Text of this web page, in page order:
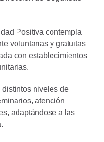
Positiva contempla
voluntarias y gratuitas
con establecimientos
distintos niveles de
atención
adaptándose a las